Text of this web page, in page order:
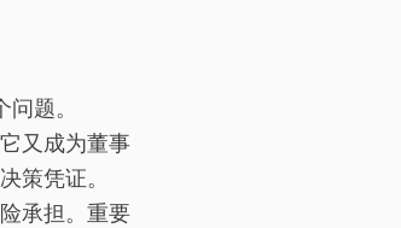
题。
又成为董事
策凭证。
承担。重要